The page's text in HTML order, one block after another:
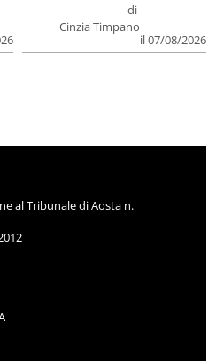
di
Cinzia Timpano
il 07/08/2026
al Tribunale di Aosta n.